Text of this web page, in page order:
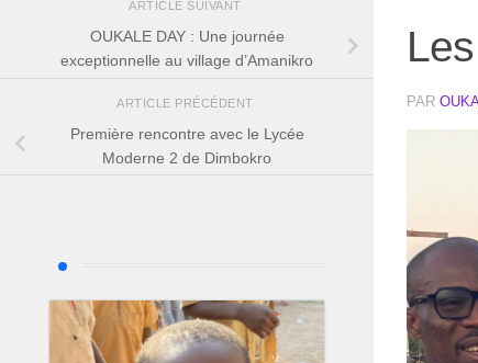
PAR
ARTICLE SUIVANT
OUKALE DAY : Une journée
exceptionnelle au village d’Amanikro
ARTICLE PRÉCÉDENT
Première rencontre avec le Lycée
Moderne 2 de Dimbokro